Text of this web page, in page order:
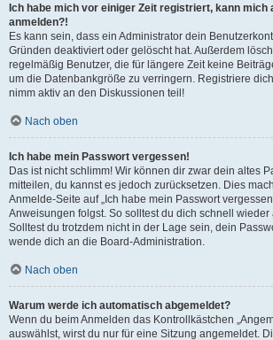
Ich habe mich vor einiger Zeit registriert, kann mich
anmelden?!
Es kann sein, dass ein Administrator dein
Gründen deaktiviert oder gelöscht hat. Außerdem
regelmäßig Benutzer, die für längere Zeit keine
um die Datenbankgröße zu verringern. Registriere
nimm aktiv an den Diskussionen teil!
Nach oben
Ich habe mein Passwort vergessen!
Das ist nicht schlimm! Wir können dir zwar dein altes
mitteilen, du kannst es jedoch zurücksetzen. Dies
Anmelde-Seite auf „Ich habe mein Passwort
Anweisungen folgst. So solltest du dich schnell
Solltest du trotzdem nicht in der Lage sein, dein
wende dich an die Board-Administration.
Nach oben
Warum werde ich automatisch abgemeldet?
Wenn du beim Anmelden das Kontrollkästchen
auswählst, wirst du nur für eine Sitzung angemeldet.